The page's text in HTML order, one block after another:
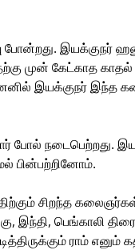
போன்றது. இயக்குநர்
முன் கேட்காத
இயக்குநர் இந்த
போர் போல்
பின்பற்றினோம்.
சிறந்த
இந்தி, பெங்காலி
ராம்